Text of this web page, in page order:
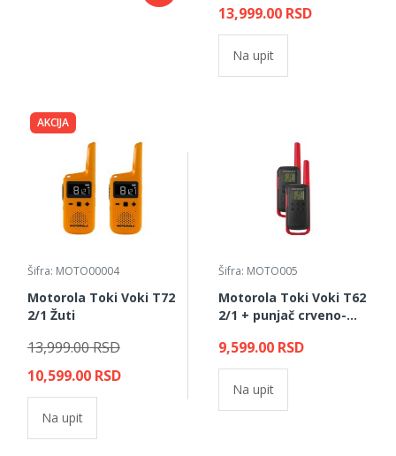
13,999.00 RSD
Na upit
AKCIJA
Šifra: MOTO00004
Motorola Toki Voki T72
2/1 Žuti
13,999.00 RSD
10,599.00 RSD
Na upit
Šifra: MOTO005
Motorola Toki Voki T62
2/1 + punjač crveno-
9,599.00 RSD
Na upit